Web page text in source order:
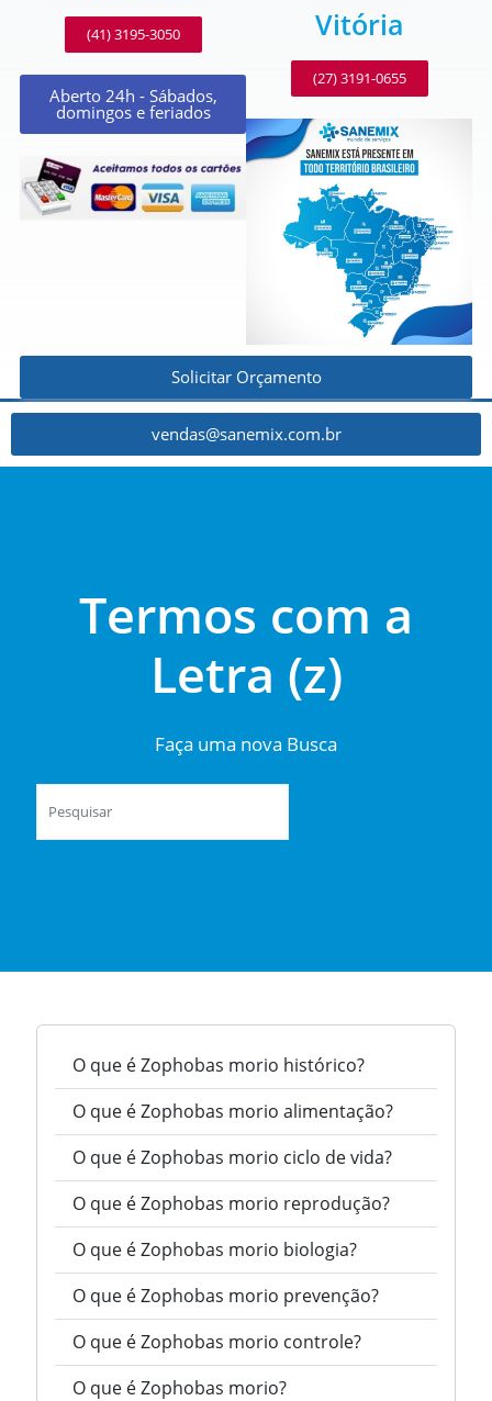
(41) 3195-3050
Aberto 24h - Sábados,
domingos e feriados
Vitória
(27) 3191-0655
Solicitar Orçamento
vendas@sanemix.com.br
Termos com a
Letra (z)
Faça uma nova Busca
O que é Zophobas morio histórico?
O que é Zophobas morio alimentação?
O que é Zophobas morio ciclo de vida?
O que é Zophobas morio reprodução?
O que é Zophobas morio biologia?
O que é Zophobas morio prevenção?
O que é Zophobas morio controle?
O que é Zophobas morio?